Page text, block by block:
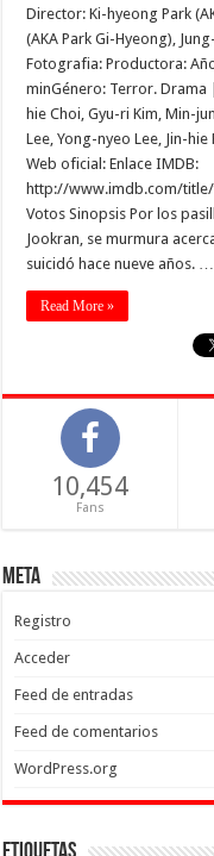
Director: Ki-hyeong Park
(AKA Park Gi-Hyeong),
Fotografia: Productora:
minGénero: Terror. Drama
hie Choi, Gyu-ri Kim, Min-
Lee, Yong-nyeo Lee, Jin-hie
Web oficial: Enlace IMDB:
http://www.imdb.com/title/
Votos Sinopsis Por los
Jookran, se murmura
suicidó hace nueve años. …
Read More »
10,454
Fans
Meta
Registro
Acceder
Feed de entradas
Feed de comentarios
WordPress.org